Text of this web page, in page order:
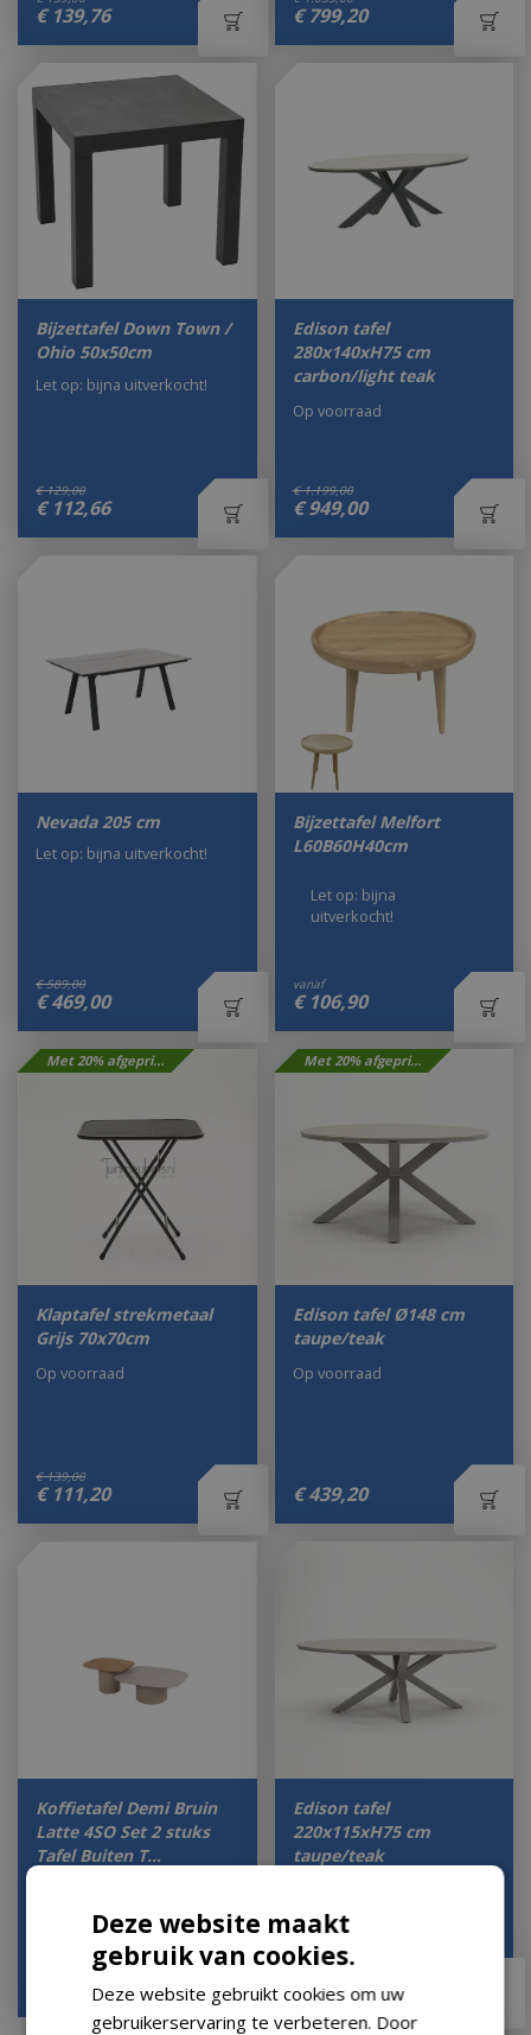
€ 139,76 € 799,20
Bijzettafel Down Town /
Ohio 50x50cm
€ 129,00
€ 112,66
Let op: bijna uitverkocht!
Edison tafel
280x140xH75 cm
carbon/light teak
€ 1.199,00
€ 949,00
Op voorraad
Nevada 205 cm
€ 589,00
€ 469,00
Let op: bijna uitverkocht!
Bijzettafel Melfort
L60B60H40cm
vanaf
€ 106,90
Let op: bijna
uitverkocht!
Met 20% afgeprijsd
Klaptafel strekmetaal
Grijs 70x70cm
€ 139,00
€ 111,20
Op voorraad
Met 20% afgeprijsd
Edison tafel Ø148 cm
taupe/teak
€ 439,20
Op voorraad
Koffietafel Demi Bruin
Latte 4SO Set 2 stuks
Tafel Buiten T…
00
Edison tafel
220x115xH75 cm
taupe/teak
€ 649, 00
Deze website maakt
gebruik van cookies.
Deze website gebruikt cookies om uw
gebruikerservaring te verbeteren. Door